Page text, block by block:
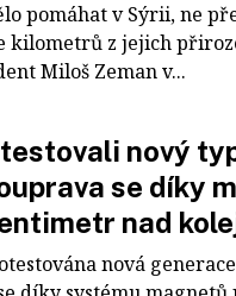
pomáhat v Sýrii, ne
kilometrů z jejich
Miloš Zeman v...
nový
se díky
nad
nová